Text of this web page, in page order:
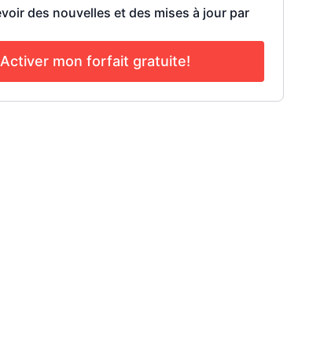
des nouvelles et des mises à jour par
Activer mon forfait gratuite!